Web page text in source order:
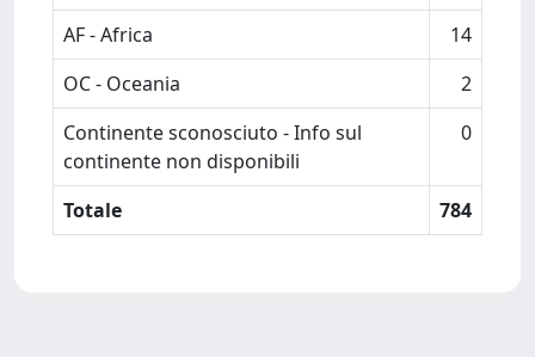
AF - Africa
14
OC - Oceania
2
Continente sconosciuto - Info sul
continente non disponibili
0
Totale 784